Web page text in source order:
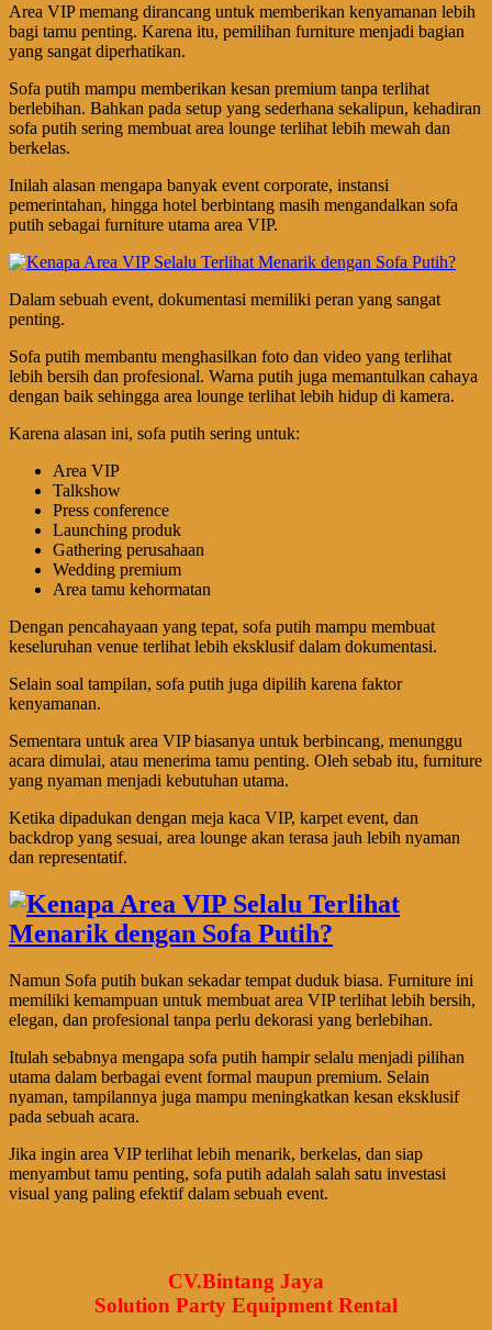
Area VIP memang dirancang untuk memberikan kenyamanan lebih
bagi tamu penting. Karena itu, pemilihan furniture menjadi bagian
yang sangat diperhatikan.
Sofa putih mampu memberikan kesan premium tanpa terlihat
berlebihan. Bahkan pada setup yang sederhana sekalipun, kehadiran
sofa putih sering membuat area lounge terlihat lebih mewah dan
berkelas.
Inilah alasan mengapa banyak event corporate, instansi
pemerintahan, hingga hotel berbintang masih mengandalkan sofa
putih sebagai furniture utama area VIP.
Dalam sebuah event, dokumentasi memiliki peran yang sangat
penting.
Sofa putih membantu menghasilkan foto dan video yang terlihat
lebih bersih dan profesional. Warna putih juga memantulkan cahaya
dengan baik sehingga area lounge terlihat lebih hidup di kamera.
Karena alasan ini, sofa putih sering untuk:
Area VIP
Talkshow
Press conference
Launching produk
Gathering perusahaan
Wedding premium
Area tamu kehormatan
Dengan pencahayaan yang tepat, sofa putih mampu membuat
keseluruhan venue terlihat lebih eksklusif dalam dokumentasi.
Selain soal tampilan, sofa putih juga dipilih karena faktor
kenyamanan.
Sementara untuk area VIP biasanya untuk berbincang, menunggu
acara dimulai, atau menerima tamu penting. Oleh sebab itu, furniture
yang nyaman menjadi kebutuhan utama.
Ketika dipadukan dengan meja kaca VIP, karpet event, dan
backdrop yang sesuai, area lounge akan terasa jauh lebih nyaman
dan representatif.
Namun Sofa putih bukan sekadar tempat duduk biasa. Furniture ini
memiliki kemampuan untuk membuat area VIP terlihat lebih bersih,
elegan, dan profesional tanpa perlu dekorasi yang berlebihan.
Itulah sebabnya mengapa sofa putih hampir selalu menjadi pilihan
utama dalam berbagai event formal maupun premium. Selain
nyaman, tampilannya juga mampu meningkatkan kesan eksklusif
pada sebuah acara.
Jika ingin area VIP terlihat lebih menarik, berkelas, dan siap
menyambut tamu penting, sofa putih adalah salah satu investasi
visual yang paling efektif dalam sebuah event.
CV.Bintang Jaya
Solution Party Equipment Rental